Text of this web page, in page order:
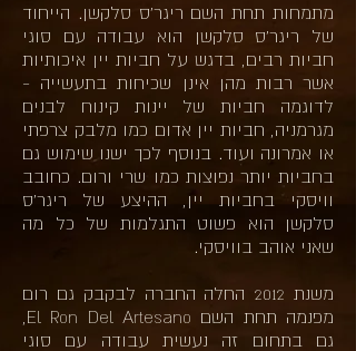
מתמחות תחת השם ריגר'ס סלקשן.
הייחוד
של ריגר'ס סלקשן הוא עבודה עם סוגי
חביות רבים, בדגש על חביות יין איכותיות
אשר רבות מהן אינן שכיחות בתעשייה -
לדוגמה חביות של יינות קינוח לבנים
מגרמניה, חביות יין אדום כמו מלבק צרפתי
או אמרונה ועוד. בנוסף לכך ישנו שימוש גם
בחביות יותר נפוצות כמו שרי ורום. כחובב
וויסקי בחביות יין, ההיצע של ריגר'ס
סלקשן הוא פשוט התגלמות של כל מה
שאני אוהב בוויסקי.
משנת 2012 החלה החברה לבקבק גם רום
גם בתחום זה נעשית עבודה עם סוגי